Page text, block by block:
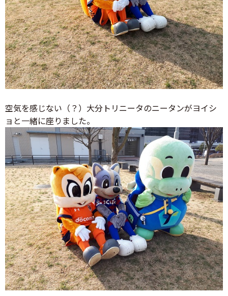
空気を感じない（？）大分トリニータのニータンがヨイシ
ョと一緒に座りました。